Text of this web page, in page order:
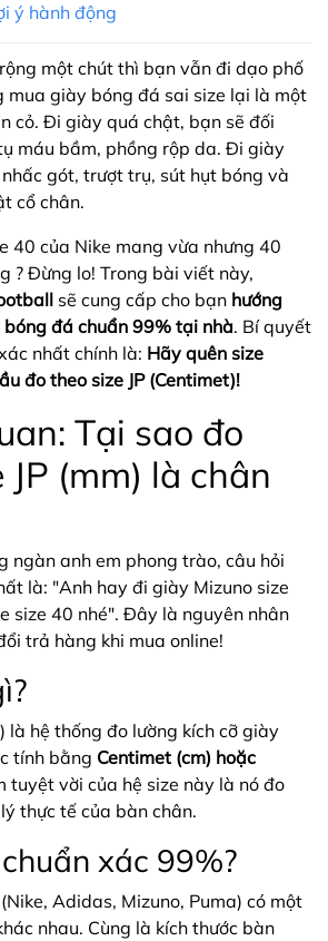
ý hành động
một chút thì bạn vẫn đi dạo phố
mua giày bóng đá sai size lại là một
cỏ. Đi giày quá chật, bạn sẽ đối
máu bầm, phồng rộp da. Đi giày
gót, trượt trụ, sút hụt bóng và
cổ chân.
40 của Nike mang vừa nhưng 40
? Đừng lo! Trong bài viết này,
sẽ cung cấp cho bạn hướng
đá chuẩn 99% tại nhà. Bí quyết
nhất chính là: Hãy quên size
đo theo size JP (Centimet)!
Tại sao đo
(mm) là chân
ngàn anh em phong trào, câu hỏi
là: "Anh hay đi giày Mizuno size
size 40 nhé". Đây là nguyên nhân
trả hàng khi mua online!
là hệ thống đo lường kích cỡ giày
tính bằng Centimet (cm) hoặc
tuyệt vời của hệ size này là nó đo
thực tế của bàn chân.
xác 99%?
Adidas, Mizuno, Puma) có một
nhau. Cùng là kích thước bàn